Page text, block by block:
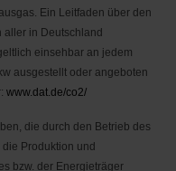
Ein Leitfaden über den
aller in Deutschland
einsehbar an jedem
ausgestellt oder angeboten
www.dat.de/co2/
die durch den Betrieb des
die Produktion und
bzw. der Energieträger